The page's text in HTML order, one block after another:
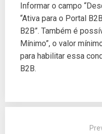
Informar o campo
“Ativa para o Portal
B2B”. Também é
Mínimo”, o valor
para habilitar essa
B2B.